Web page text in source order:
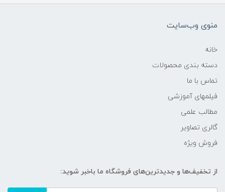
منوی وب‌سایت
خانه
دسته بندی محصولات
تماس با ما
فیلمهای آموزشی
مطالب علمی
گالری تصاویر
فروش ویژه
از تخفیف‌ها و جدیدترین‌های فروشگاه ما باخبر شوید: